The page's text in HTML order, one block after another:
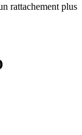
rattachement plus